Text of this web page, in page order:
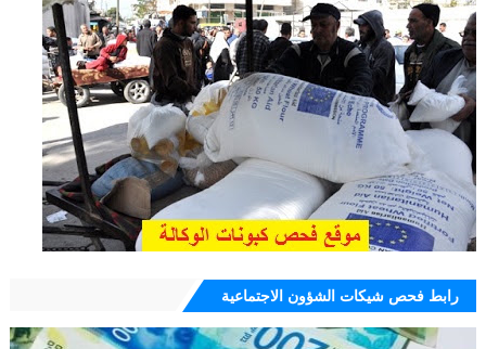
رابط فحص شيكات الشؤون الاجتماعية